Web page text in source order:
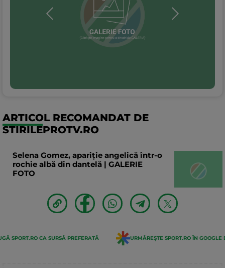
ARTICOL RECOMANDAT DE
STIRILEPROTV.RO
Selena Gomez, apariție angelică într-o
rochie albă din dantelă | GALERIE
FOTO
SPORT.RO CA SURSĂ PREFERATĂ URMĂREȘTE SPORT.RO ÎN GOOGLE